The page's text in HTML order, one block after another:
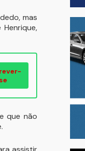
mas
se
que não